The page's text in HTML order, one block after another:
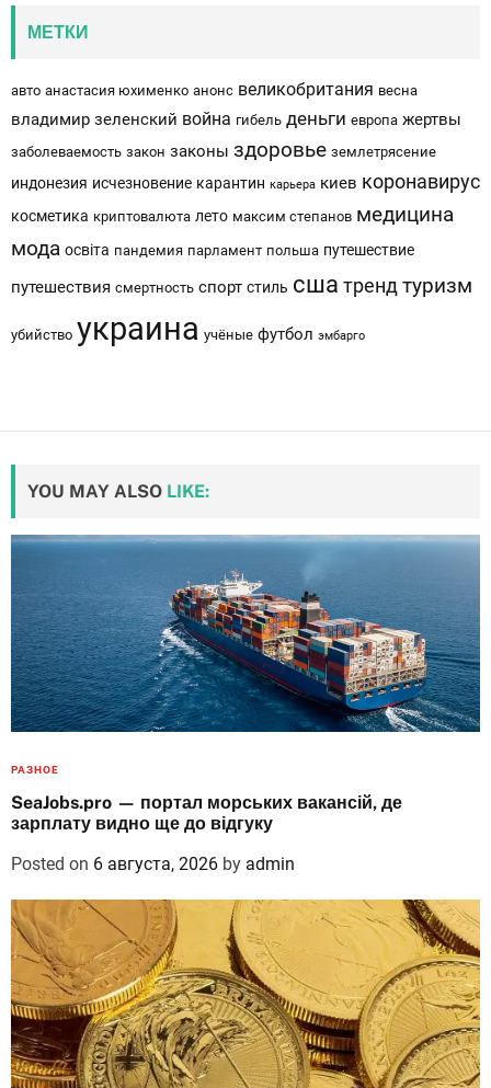
МЕТКИ
авто анастасия юхименко анонс великобритания весна
владимир зеленский война гибель деньги европа жертвы
заболеваемость закон законы здоровье землетрясение
индонезия исчезновение карантин карьера киев коронавирус
косметика криптовалюта лето максим степанов медицина
мода освіта пандемия парламент польша путешествие
путешествия смертность спорт стиль сша тренд туризм
убийство украина учёные футбол эмбарго
YOU MAY ALSO LIKE:
РАЗНОЕ
SeaJobs.pro — портал морських вакансій, де
зарплату видно ще до відгуку
Posted on 6 августа, 2026 by admin